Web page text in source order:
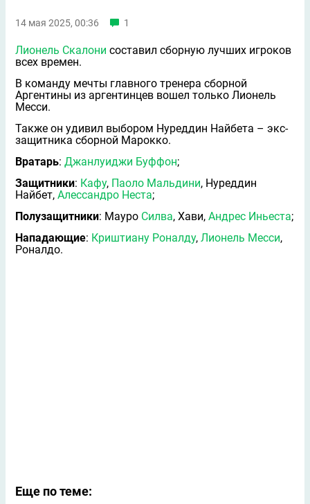
14 мая 2025, 00:36 1
Лионель Скалони составил сборную лучших игроков
всех времен.
В команду мечты главного тренера сборной
Аргентины из аргентинцев вошел только Лионель
Месси.
Также он удивил выбором Нуреддин Найбета – экс-
защитника сборной Марокко.
Вратарь: Джанлуиджи Буффон;
Защитники: Кафу, Паоло Мальдини, Нуреддин
Найбет, Алессандро Неста;
Полузащитники: Мауро Силва, Хави, Андрес Иньеста;
Нападающие: Криштиану Роналду, Лионель Месси,
Роналдо.
Еще по теме: